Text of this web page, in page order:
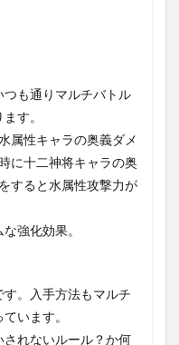
も通りマルチバトル
す。
属性キャラの奥義ダメ
に十二神将キャラの奥
すると水属性攻撃力が
強化効果。
。入手方法もマルチ
います。
れないルール？か何